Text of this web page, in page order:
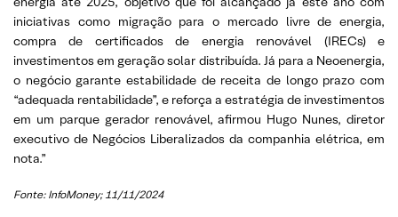
iniciativas como migração para o mercado livre de energia,
compra de certificados de energia renovável (IRECs) e
investimentos em geração solar distribuída. Já para a Neoenergia,
o negócio garante estabilidade de receita de longo prazo com
“adequada rentabilidade”, e reforça a estratégia de investimentos
em um parque gerador renovável, afirmou Hugo Nunes, diretor
executivo de Negócios Liberalizados da companhia elétrica, em
nota.”
Fonte: InfoMoney; 11/11/2024